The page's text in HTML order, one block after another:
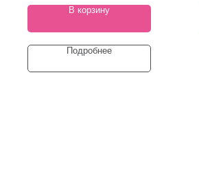
В корзину
Подробнее